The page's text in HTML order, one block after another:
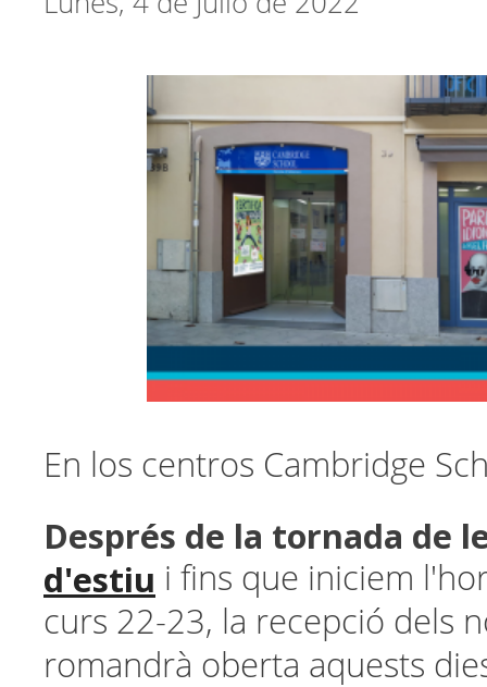
En los centros Cambridge
Després de la tornada de
d'estiu i fins que iniciem
curs 22-23, la recepció dels
romandrà oberta aquests